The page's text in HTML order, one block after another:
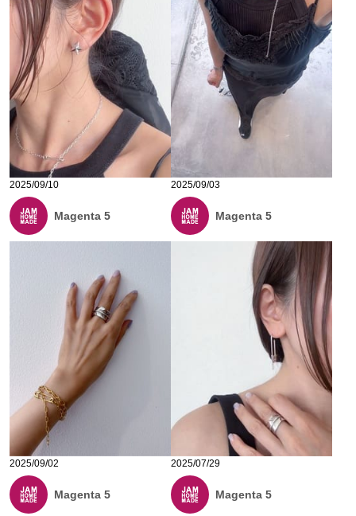
2025/09/10
Magenta 5
2025/09/03
Magenta 5
2025/09/02
Magenta 5
2025/07/29
Magenta 5